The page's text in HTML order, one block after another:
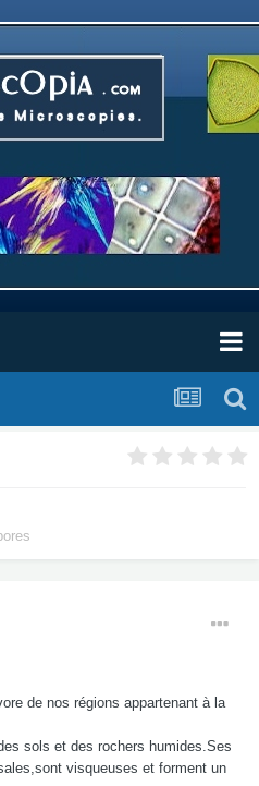
de nos régions appartenant à la
sols et des rochers humides.Ses
visqueuses et forment un